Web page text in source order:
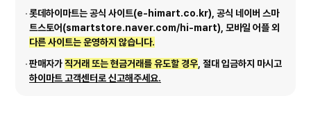
롯데하이마트는 공식 사이트(e-himart.co.kr), 공식 네이버 스마
트스토어(smartstore.naver.com/hi-mart), 모바일 어플 외
다른 사이트는 운영하지 않습니다.
판매자가직거래 또는 현금거래를 유도할 경우, 절대 입금하지 마시고
하이마트 고객센터로 신고해주세요.